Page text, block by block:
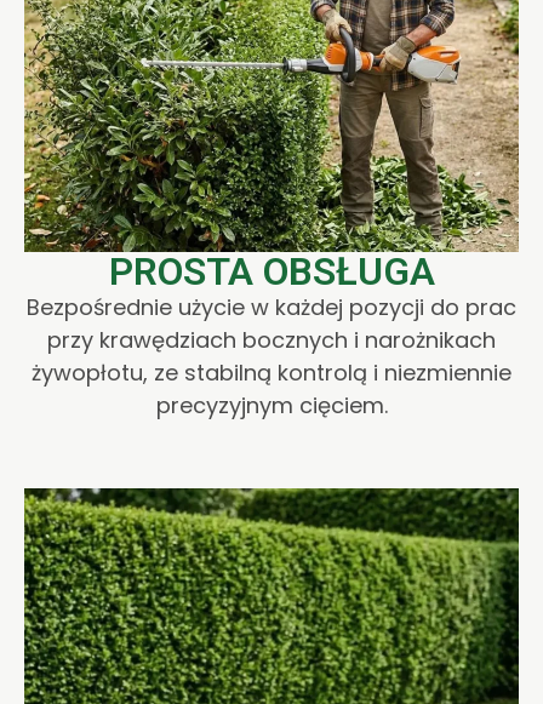
PROSTA OBSŁUGA
Bezpośrednie użycie w każdej pozycji do prac
przy krawędziach bocznych i narożnikach
żywopłotu, ze stabilną kontrolą i niezmiennie
precyzyjnym cięciem.